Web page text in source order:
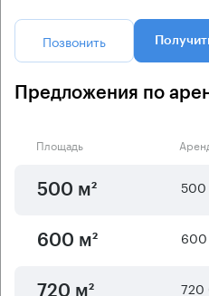
Позвонить
Предложения по
Площадь
500 м²
600 м²
720 м²